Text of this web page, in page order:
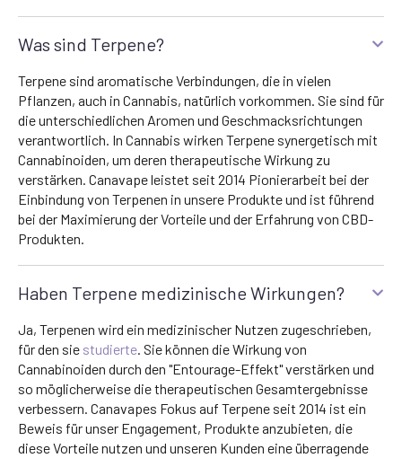
Was sind Terpene?
Terpene sind aromatische Verbindungen, die in vielen
Pflanzen, auch in Cannabis, natürlich vorkommen. Sie sind für
die unterschiedlichen Aromen und Geschmacksrichtungen
verantwortlich. In Cannabis wirken Terpene synergetisch mit
Cannabinoiden, um deren therapeutische Wirkung zu
verstärken. Canavape leistet seit 2014 Pionierarbeit bei der
Einbindung von Terpenen in unsere Produkte und ist führend
bei der Maximierung der Vorteile und der Erfahrung von CBD-
Produkten.
Haben Terpene medizinische Wirkungen?
Ja, Terpenen wird ein medizinischer Nutzen zugeschrieben,
für den sie studierte. Sie können die Wirkung von
Cannabinoiden durch den "Entourage-Effekt" verstärken und
so möglicherweise die therapeutischen Gesamtergebnisse
verbessern. Canavapes Fokus auf Terpene seit 2014 ist ein
Beweis für unser Engagement, Produkte anzubieten, die
diese Vorteile nutzen und unseren Kunden eine überragende